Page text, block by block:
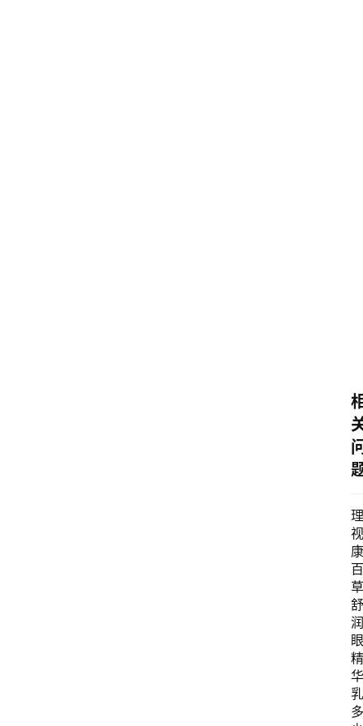
理
视
康
百
草
舒
润
眼
精
华
乳
多